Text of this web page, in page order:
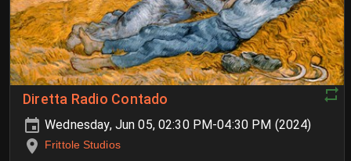
Diretta Radio Contado
Wednesday, Jun 05, 02:30 PM-04:30 PM (2024)
Frittole Studios